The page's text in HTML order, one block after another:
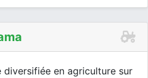
diversifiée en agriculture sur